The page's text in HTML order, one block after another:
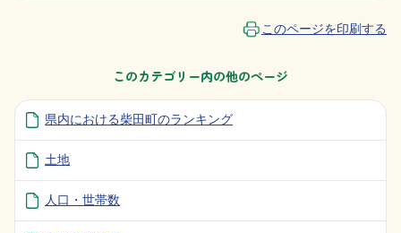
このページを印刷する
このカテゴリー内の他のページ
県内における柴田町のランキング
土地
人口・世帯数